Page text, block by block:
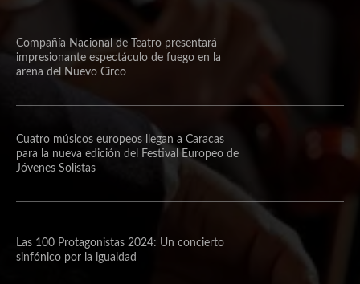
Compañía Nacional de Teatro presentará
impresionante espectáculo de fuego en la
arena del Nuevo Circo
Cuatro músicos europeos llegan a Caracas
para la nueva edición del Festival Europeo de
Jóvenes Solistas
Las 100 Protagonistas 2024: Un concierto
sinfónico por la igualdad